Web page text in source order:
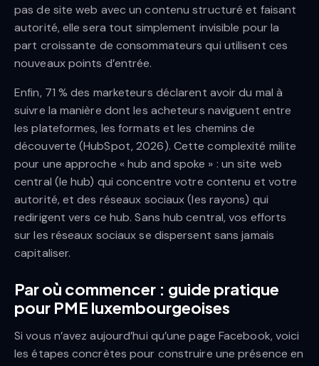
pas de site web avec un contenu structuré et faisant
autorité, elle sera tout simplement invisible pour la
part croissante de consommateurs qui utilisent ces
nouveaux points d’entrée.
Enfin, 71 % des marketeurs déclarent avoir du mal à
suivre la manière dont les acheteurs naviguent entre
les plateformes, les formats et les chemins de
découverte (HubSpot, 2026). Cette complexité milite
pour une approche « hub and spoke » : un site web
central (le hub) qui concentre votre contenu et votre
autorité, et des réseaux sociaux (les rayons) qui
redirigent vers ce hub. Sans hub central, vos efforts
sur les réseaux sociaux se dispersent sans jamais
capitaliser.
Par où commencer : guide pratique
pour PME luxembourgeoises
Si vous n’avez aujourd’hui qu’une page Facebook, voici
les étapes concrètes pour construire une présence en